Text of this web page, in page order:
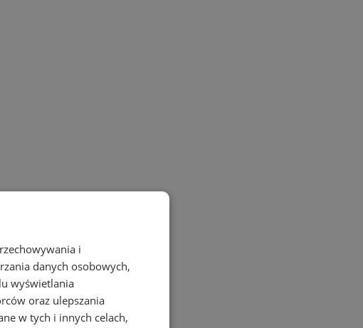
i
danych osobowych,
wyświetlania
oraz ulepszania
w tych i innych celach,